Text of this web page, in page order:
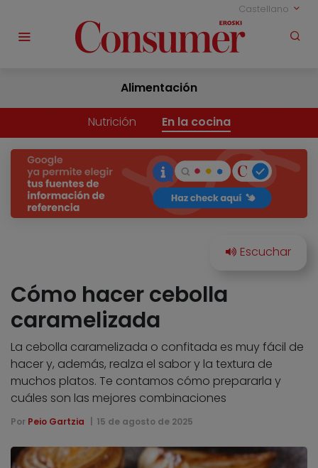
Castellano
Alimentación
Nutrición En la cocina
Cómo hacer cebolla
caramelizada
La cebolla caramelizada o confitada es muy fácil de
hacer y, además, realza el sabor y la textura de
muchos platos. Te contamos cómo prepararla y
cuáles son las mejores combinaciones
Por Peio Gartzia 15 de agosto de 2025